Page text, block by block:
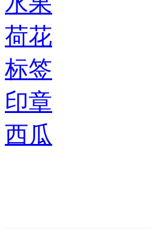
荷花
标签
印章
西瓜